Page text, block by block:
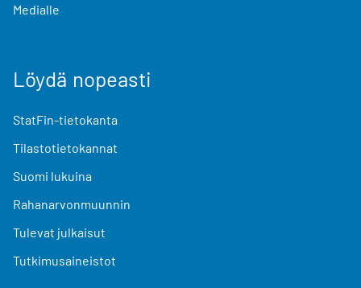
Medialle
Löydä nopeasti
StatFin-tietokanta
Tilastotietokannat
Suomi lukuina
Rahanarvonmuunnin
Tulevat julkaisut
Tutkimusaineistot